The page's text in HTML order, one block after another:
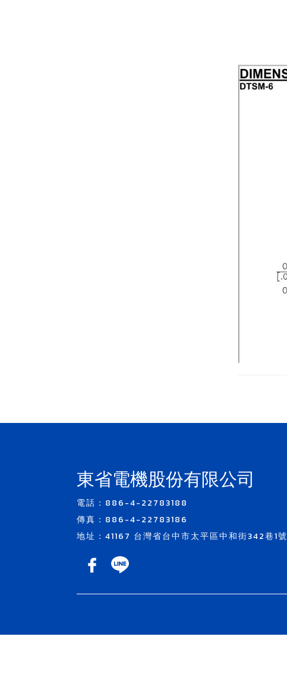
東省電機股份有限公司
電話：886-4-22783188
傳真：886-4-22783186
地址：41167 台灣省台中市太平區中和街342巷1號